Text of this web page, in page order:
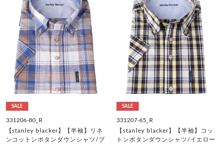
SALE
331206-80_R
【stanley blacker】【半袖】リネ
ンコットンボタンダウンシャツ/ブ
SALE
331207-65_R
【stanley blacker】【半袖】コッ
トンボタンダウンシャツ/イエロー